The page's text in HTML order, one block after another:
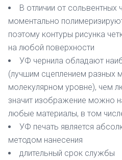
В отличии от сольвентных
моментально
поэтому контуры рисунка
на любой поверхности
УФ чернила обладают
(лучшим сцеплением разных
молекулярном уровне), чем
значит изображение можно
любые материалы, в том
УФ печать является
методом нанесения
длительный срок службы